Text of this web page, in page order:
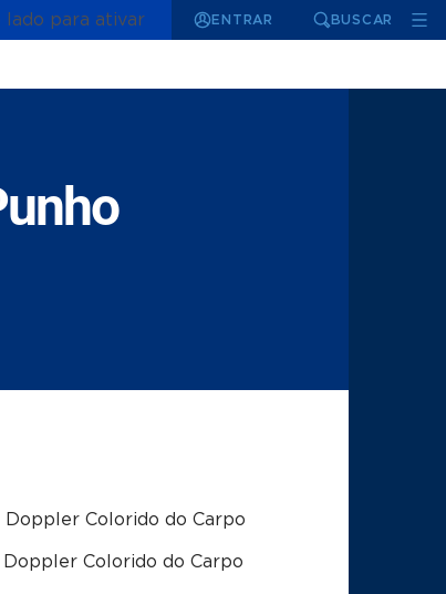
lado para ativar ENTRAR BUSCAR
Doppler Colorido do Carpo
Colorido do Carpo